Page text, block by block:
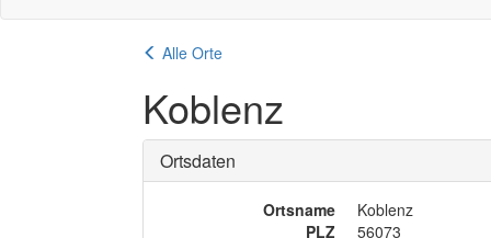
Alle Orte
Koblenz
Ortsdaten
Ortsname
Koblenz
PLZ
56073